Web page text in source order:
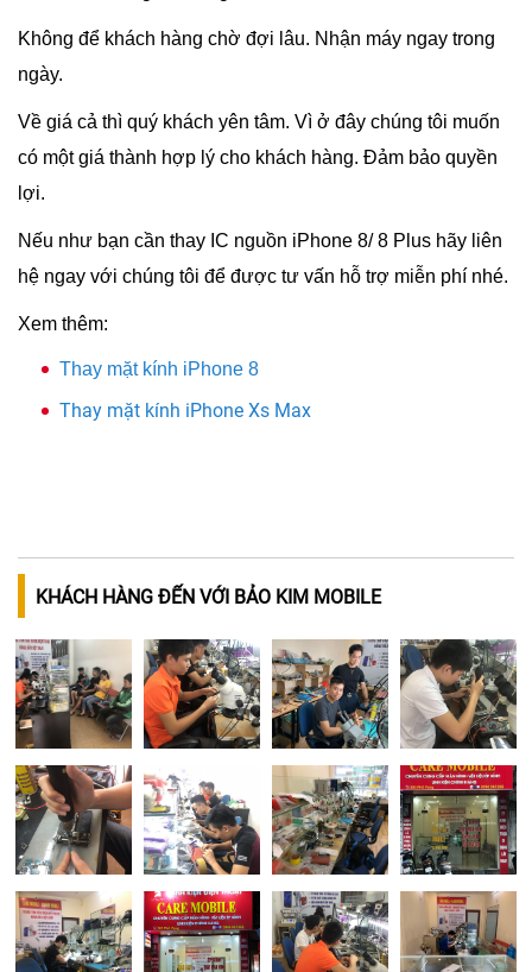
Không để khách hàng chờ đợi lâu. Nhận máy ngay trong
ngày.
Về giá cả thì quý khách yên tâm. Vì ở đây chúng tôi muốn
có một giá thành hợp lý cho khách hàng. Đảm bảo quyền
lợi.
Nếu như bạn cần thay IC nguồn iPhone 8/ 8 Plus hãy liên
hệ ngay với chúng tôi để được tư vấn hỗ trợ miễn phí nhé.
Xem thêm:
Thay mặt kính iPhone 8
Thay mặt kính iPhone Xs Max
KHÁCH HÀNG ĐẾN VỚI BẢO KIM MOBILE